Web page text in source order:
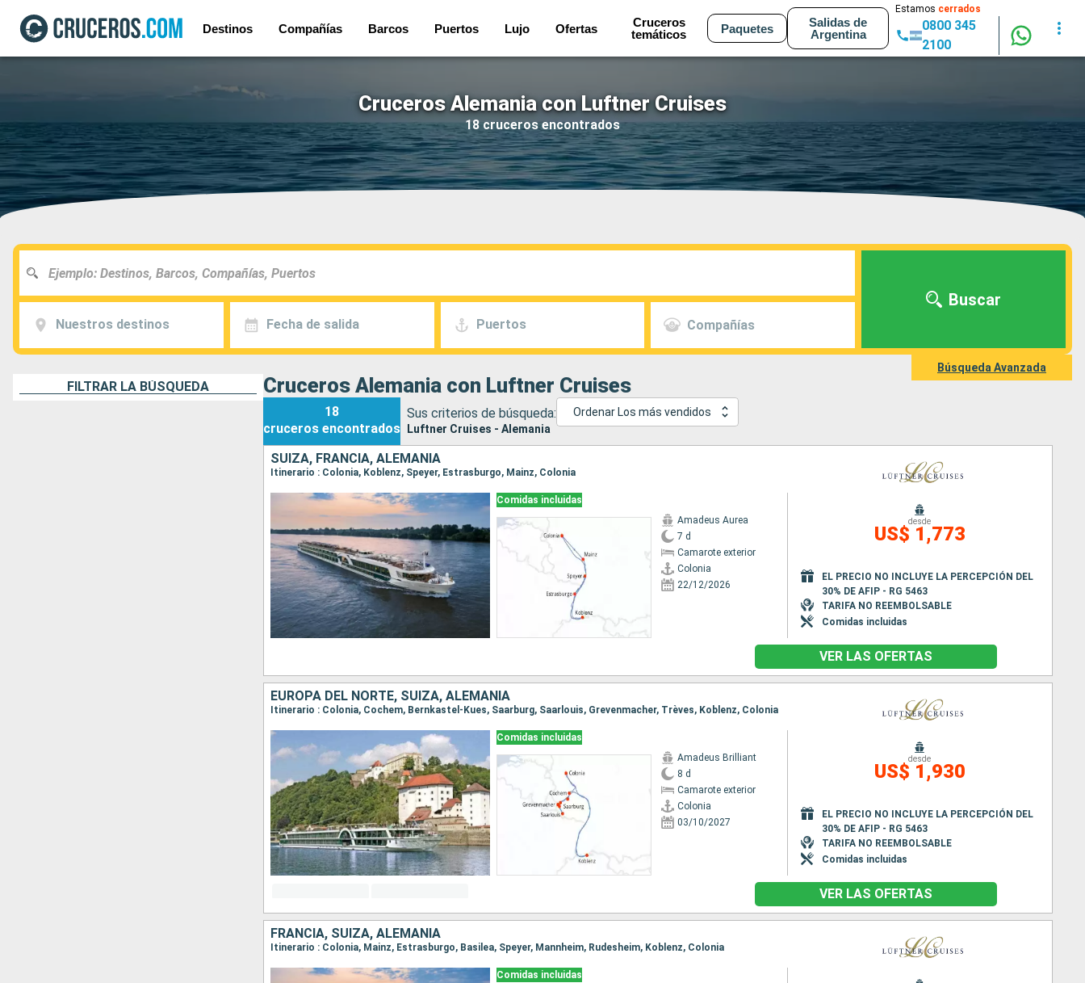
Destinos Compañías Barcos Puertos Lujo Ofertas
Cruceros
temáticos
Paquetes
Salidas de
Argentina
Estamos cerrados
0800 345
2100
Cruceros Alemania con Luftner Cruises
18 cruceros encontrados
Nuestros destinos Fecha de salida Puertos Compañías
Buscar
Búsqueda Avanzada
FILTRAR LA BÚSQUEDA Cruceros Alemania con Luftner Cruises
18
cruceros encontrados
Sus criterios de búsqueda:
Luftner Cruises - Alemania
Ordenar Los más vendidos
SUIZA, FRANCIA, ALEMANIA
Itinerario : Colonia, Koblenz, Speyer, Estrasburgo, Mainz, Colonia
Comidas incluidas
Amadeus Aurea
7 d
Camarote exterior
Colonia
22/12/2026
desde
US$ 1,773
EL PRECIO NO INCLUYE LA PERCEPCIÓN DEL
30% DE AFIP - RG 5463
TARIFA NO REEMBOLSABLE
Comidas incluidas
VER LAS OFERTAS
EUROPA DEL NORTE, SUIZA, ALEMANIA
Itinerario : Colonia, Cochem, Bernkastel-Kues, Saarburg, Saarlouis, Grevenmacher, Trèves, Koblenz, Colonia
Comidas incluidas
Amadeus Brilliant
8 d
Camarote exterior
Colonia
03/10/2027
desde
US$ 1,930
EL PRECIO NO INCLUYE LA PERCEPCIÓN DEL
30% DE AFIP - RG 5463
TARIFA NO REEMBOLSABLE
Comidas incluidas
VER LAS OFERTAS
FRANCIA, SUIZA, ALEMANIA
Itinerario : Colonia, Mainz, Estrasburgo, Basilea, Speyer, Mannheim, Rudesheim, Koblenz, Colonia
Comidas incluidas